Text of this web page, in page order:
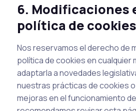
6. Modificaciones
política de cookies
Nos reservamos el derecho de
política de cookies en cualquier
adaptarla a novedades
nuestras prácticas de cookies
mejoras en el funcionamiento